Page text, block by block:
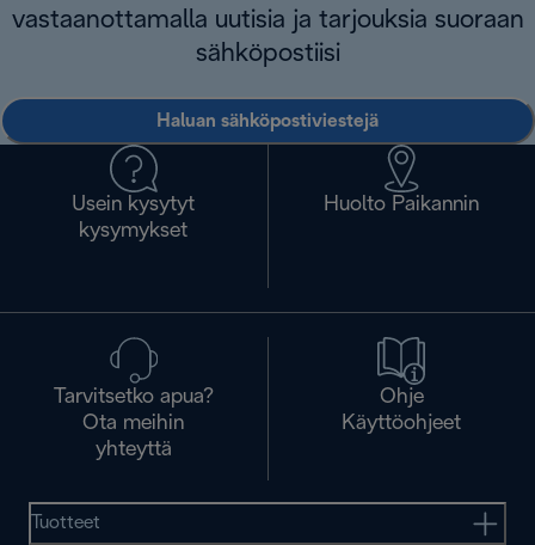
vastaanottamalla uutisia ja tarjouksia suoraan
sähköpostiisi
Haluan sähköpostiviestejä
Usein kysytyt
kysymykset
Huolto Paikannin
Tarvitsetko apua?
Ota meihin
yhteyttä
Ohje
Käyttöohjeet
Tuotteet